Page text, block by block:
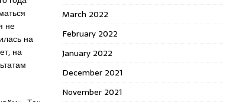
не
на
на
March 2022
February 2022
January 2022
December 2021
November 2021